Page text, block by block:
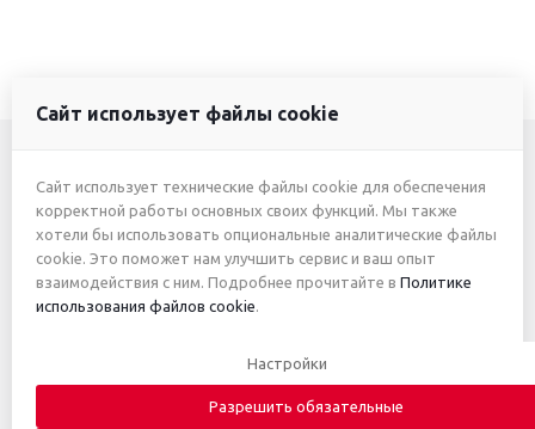
+7 (3412) 46-7777
+7 (912) 746-00-77
Приведённые цены и характеристики товаров носят
исключительно ознакомительный характер и не являются
публичной офертой. Автоматическое письмо с информацией о
Сайт использует файлы cookie
Сайт использует технические файлы cookie для обеспечения
корректной работы основных своих функций. Мы также
хотели бы использовать опциональные аналитические файлы
cookie. Это поможет нам улучшить сервис и ваш опыт
взаимодействия с ним. Подробнее прочитайте в Политике
использования файлов cookie.
Настройки
Разрешить обязательные